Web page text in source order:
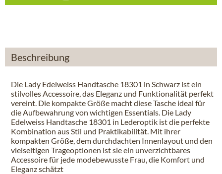
Beschreibung
Die Lady Edelweiss Handtasche 18301 in Schwarz ist ein
stilvolles Accessoire, das Eleganz und Funktionalität perfekt
vereint. Die kompakte Größe macht diese Tasche ideal für
die Aufbewahrung von wichtigen Essentials. Die Lady
Edelweiss Handtasche 18301 in Lederoptik ist die perfekte
Kombination aus Stil und Praktikabilität. Mit ihrer
kompakten Größe, dem durchdachten Innenlayout und den
vielseitigen Trageoptionen ist sie ein unverzichtbares
Accessoire für jede modebewusste Frau, die Komfort und
Eleganz schätzt